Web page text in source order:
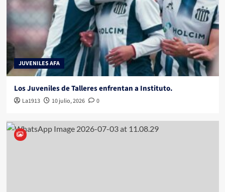
JUVENILES AFA
Los Juveniles de Talleres enfrentan a Instituto.
La1913 10 julio, 2026 0